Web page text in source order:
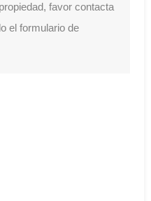
favor contacta
el formulario de